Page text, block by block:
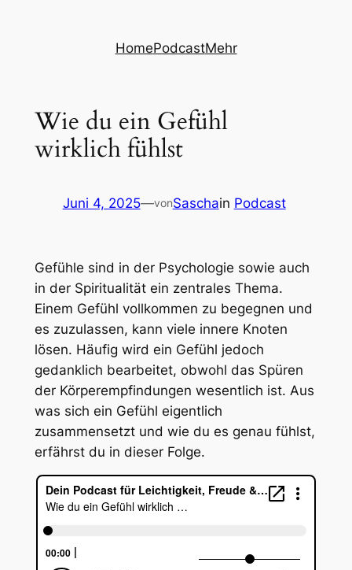
HomePodcastMehr
Wie du ein Gefühl
wirklich fühlst
Juni 4, 2025—vonSaschain Podcast
Gefühle sind in der Psychologie sowie auch
in der Spiritualität ein zentrales Thema.
Einem Gefühl vollkommen zu begegnen und
es zuzulassen, kann viele innere Knoten
lösen. Häufig wird ein Gefühl jedoch
gedanklich bearbeitet, obwohl das Spüren
der Körperempfindungen wesentlich ist. Aus
was sich ein Gefühl eigentlich
zusammensetzt und wie du es genau fühlst,
erfährst du in dieser Folge.